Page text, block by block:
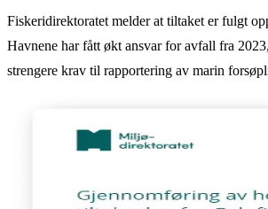
Fiskeridirektoratet melder at tiltaket er fulgt
Havnene har fått økt ansvar for avfall fra
strengere krav til rapportering av marin